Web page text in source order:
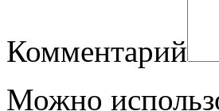
Комментарий
Можно